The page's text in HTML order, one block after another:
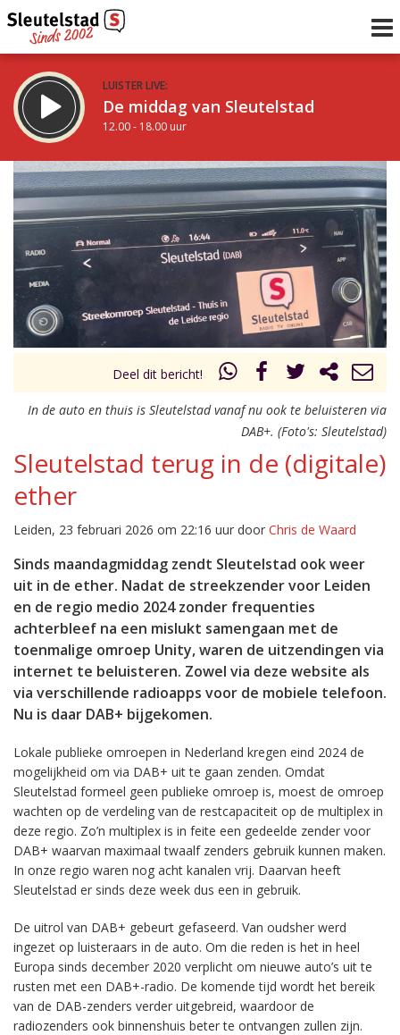
LUISTER LIVE:
De middag van Sleutelstad
12.00 - 18.00 uur
STRAKS:
De avond van Sleutelstad
18.00 - 21.00 uur
Vorig uur
uur 1 van 0 Volgend uur
Deel dit bericht!
In de auto en thuis is Sleutelstad vanaf nu ook te beluisteren via
DAB+. (Foto's: Sleutelstad)
Sleutelstad terug in de (digitale)
ether
Leiden, 23 februari 2026 om 22:16 uur door Chris de Waard
Sinds maandagmiddag zendt Sleutelstad ook weer
uit in de ether. Nadat de streekzender voor Leiden
en de regio medio 2024 zonder frequenties
achterbleef na een mislukt samengaan met de
toenmalige omroep Unity, waren de uitzendingen via
internet te beluisteren. Zowel via deze website als
via verschillende radioapps voor de mobiele telefoon.
Nu is daar DAB+ bijgekomen.
Lokale publieke omroepen in Nederland kregen eind 2024 de
mogelijkheid om via DAB+ uit te gaan zenden. Omdat
Sleutelstad formeel geen publieke omroep is, moest de omroep
wachten op de verdeling van de restcapaciteit op de multiplex in
deze regio. Zo’n multiplex is in feite een gedeelde zender voor
DAB+ waarvan maximaal twaalf zenders gebruik kunnen maken.
In onze regio waren nog acht kanalen vrij. Daarvan heeft
Sleutelstad er sinds deze week dus een in gebruik.
De uitrol van DAB+ gebeurt gefaseerd. Van oudsher werd
ingezet op luisteraars in de auto. Om die reden is het in heel
Europa sinds december 2020 verplicht om nieuwe auto’s uit te
rusten met een DAB+-radio. De komende tijd wordt het bereik
van de DAB-zenders verder uitgebreid, waardoor de
radiozenders ook binnenshuis beter te ontvangen zullen zijn.